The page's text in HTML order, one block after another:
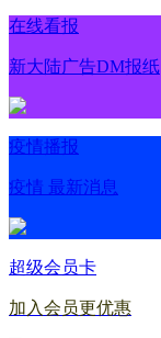
在线看报
新大陆广告DM报纸
疫情播报
疫情 最新消息
超级会员卡
加入会员更优惠